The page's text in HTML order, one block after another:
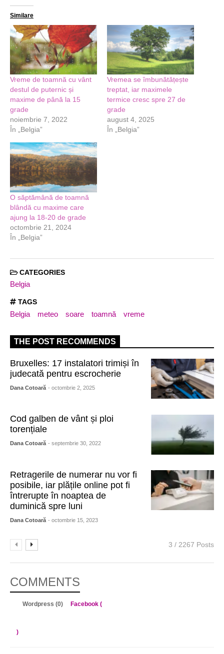
Similare
Vreme de toamnă cu vânt
destul de puternic și
maxime de până la 15
grade
noiembrie 7, 2022
În „Belgia”
Vremea se îmbunătățește
treptat, iar maximele
termice cresc spre 27 de
grade
august 4, 2025
În „Belgia”
O săptămână de toamnă
blândă cu maxime care
ajung la 18-20 de grade
octombrie 21, 2024
În „Belgia”
CATEGORIES
Belgia
TAGS
Belgia meteo soare toamnă vreme
THE POST RECOMMENDS
Bruxelles: 17 instalatori trimiși în
judecată pentru escrocherie
Dana Cotoară - octombrie 2, 2025
Cod galben de vânt și ploi
torențiale
Dana Cotoară - septembrie 30, 2022
Retragerile de numerar nu vor fi
posibile, iar plățile online pot fi
întrerupte în noaptea de
duminică spre luni
Dana Cotoară - octombrie 15, 2023
3 / 2267 Posts
COMMENTS
Wordpress (0) Facebook (
)